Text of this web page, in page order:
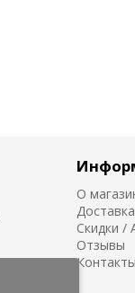
О
Скидки /
Отзывы
Контакты